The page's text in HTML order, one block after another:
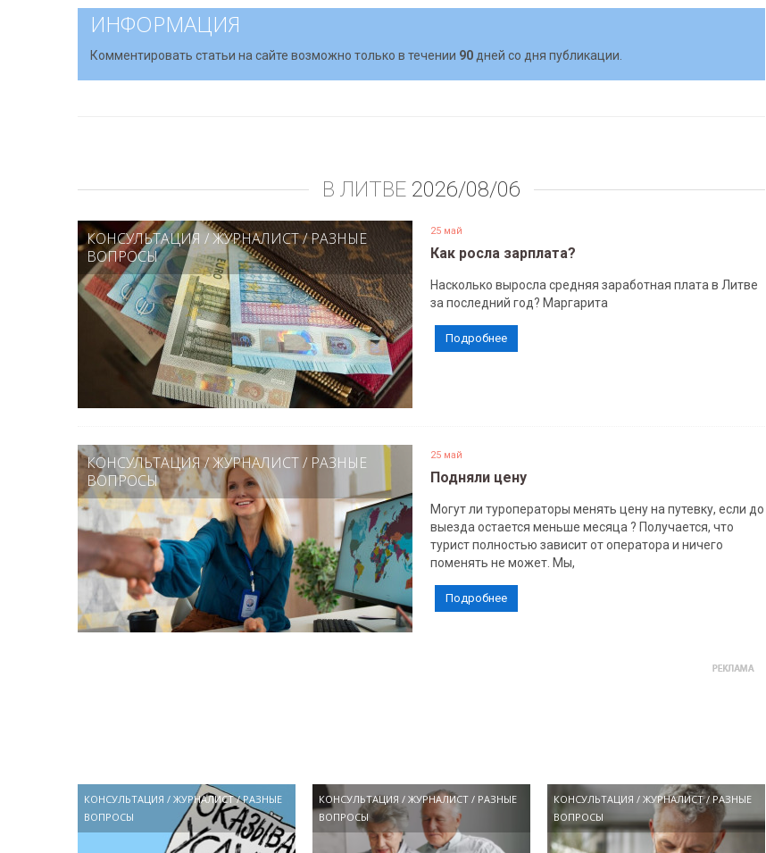
ИНФОРМАЦИЯ
Комментировать статьи на сайте возможно только в течении 90 дней со дня публикации.
В ЛИТВЕ 2026/08/06
КОНСУЛЬТАЦИЯ /ЖУРНАЛИСТ/РАЗНЫЕ
ВОПРОСЫ
25 май
Как росла зарплата?
Насколько выросла средняя заработная плата в Литве
за последний год? Маргарита
Подробнее
КОНСУЛЬТАЦИЯ/ЖУРНАЛИСТ/ РАЗНЫЕ
ВОПРОСЫ
25 май
Подняли цену
Могут ли туроператоры менять цену на путевку, если до
выезда остается меньше месяца ? Получается, что
турист полностью зависит от оператора и ничего
поменять не может. Мы,
Подробнее
КОНСУЛЬТАЦИЯ / ЖУРНАЛИСТ/РАЗНЫЕ
ВОПРОСЫ
КОНСУЛЬТАЦИЯ /ЖУРНАЛИСТ / РАЗНЫЕ
ВОПРОСЫ
КОНСУЛЬТАЦИЯ /ЖУРНАЛИСТ/ РАЗНЫЕ
ВОПРОСЫ